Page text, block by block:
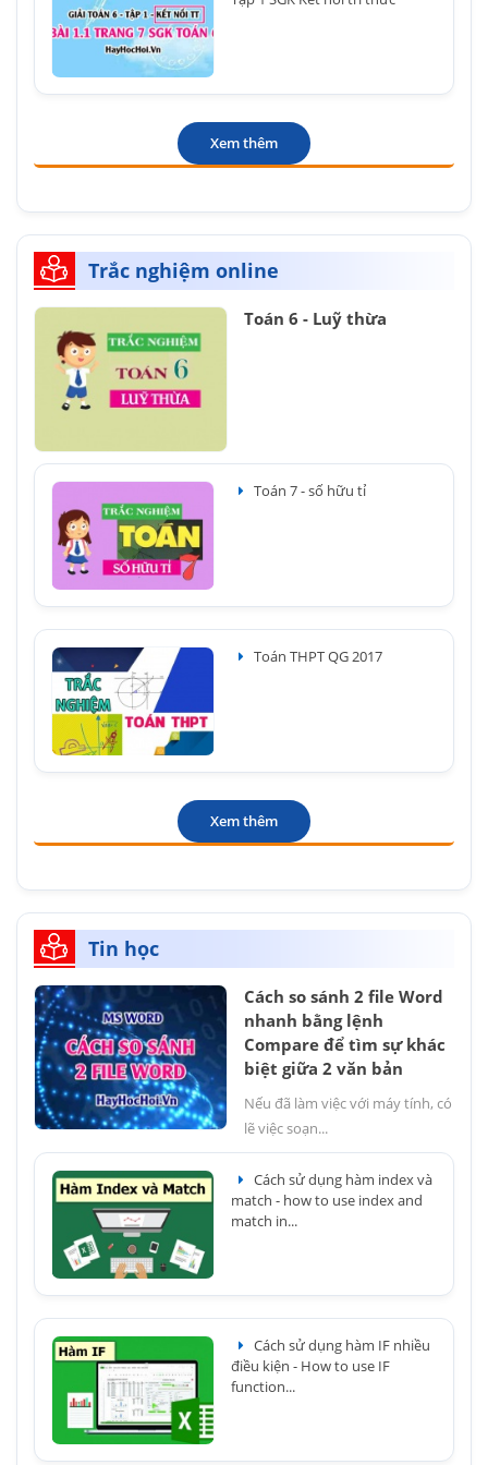
Xem thêm
Trắc nghiệm online
Toán 6 - Luỹ thừa
Toán 7 - số hữu tỉ
Toán THPT QG 2017
Xem thêm
Tin học
Cách so sánh 2 file Word
nhanh bằng lệnh
Compare để tìm sự khác
biệt giữa 2 văn bản
Nếu đã làm việc với máy tính, có
lẽ việc soạn...
Cách sử dụng hàm index và
match - how to use index and
match in...
Cách sử dụng hàm IF nhiều
điều kiện - How to use IF
function...